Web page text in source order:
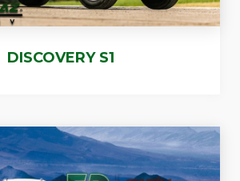
DISCOVERY S1